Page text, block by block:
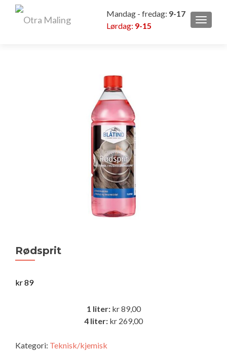
Mandag - fredag: 9-17
Lørdag: 9-15
Rødsprit
kr89
1 liter:kr 89,00
4 liter: kr 269,00
Kategori: Teknisk/kjemisk